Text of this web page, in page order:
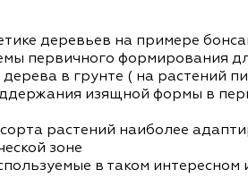
деревьев на примере
первичного формирования
в грунте ( на растений
изящной формы в
растений наиболее
зоне
в таком интересном